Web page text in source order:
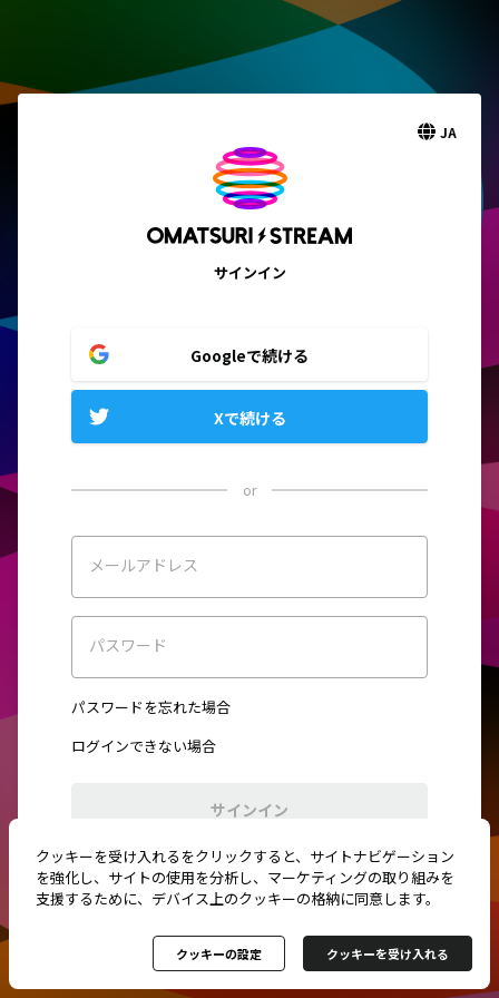
JA
サインイン
Googleで続ける
Xで続ける
or
メールアドレス
パスワード
パスワードを忘れた場合
ログインできない場合
サインイン
初めてご利用ですか？新規登録
クッキーを受け入れるをクリックすると、サイトナビゲーション
を強化し、サイトの使用を分析し、マーケティングの取り組みを
支援するために、デバイス上のクッキーの格納に同意します。
クッキーの設定 クッキーを受け入れる